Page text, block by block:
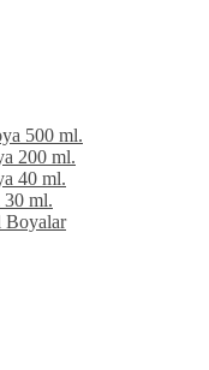
500 ml.
200 ml.
40 ml.
30 ml.
Boyalar